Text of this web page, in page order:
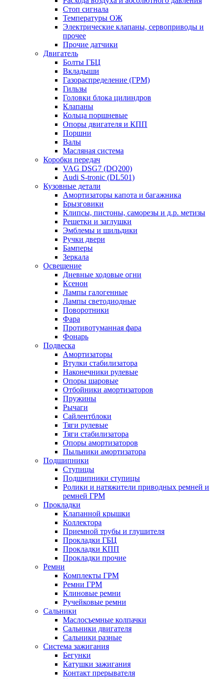
Стоп сигнала
Температуры ОЖ
Электрические клапаны, сервоприводы и
прочее
Прочие датчики
Двигатель
Болты ГБЦ
Вкладыши
Газораспределение (ГРМ)
Гильзы
Головки блока цилиндров
Клапаны
Кольца поршневые
Опоры двигателя и КПП
Поршни
Валы
Масляная система
Коробки передач
VAG DSG7 (DQ200)
Audi S-tronic (DL501)
Кузовные детали
Амортизаторы капота и багажника
Брызговики
Клипсы, пистоны, саморезы и д.р. метизы
Решетки и заглушки
Эмблемы и шильдики
Ручки двери
Бамперы
Зеркала
Освещение
Дневные ходовые огни
Ксенон
Лампы галогенные
Лампы светодиодные
Поворотники
Фара
Противотуманная фара
Фонарь
Подвеска
Амортизаторы
Втулки стабилизатора
Наконечники рулевые
Опоры шаровые
Отбойники амортизаторов
Пружины
Рычаги
Сайлентблоки
Тяги рулевые
Тяги стабилизатора
Опоры амортизаторов
Пыльники амортизатора
Подшипники
Ступицы
Подшипники ступицы
Ролики и натяжители приводных ремней и
ремней ГРМ
Прокладки
Клапанной крышки
Коллектора
Приемной трубы и глушителя
Прокладки ГБЦ
Прокладки КПП
Прокладки прочие
Ремни
Комплекты ГРМ
Ремни ГРМ
Клиновые ремни
Ручейковые ремни
Сальники
Маслосъемные колпачки
Сальники двигателя
Сальники разные
Система зажигания
Бегунки
Катушки зажигания
Контакт прерывателя